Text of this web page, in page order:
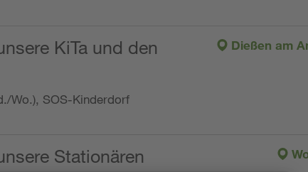
KiTa und den
Wo.), SOS-Kinderdorf
Dießen am
Stationären